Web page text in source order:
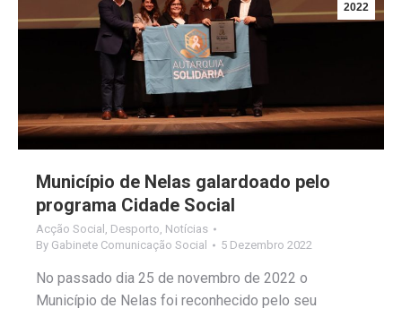
2022
Município de Nelas galardoado pelo
programa Cidade Social
Acção Social , Desporto, Notícias
By Gabinete Comunicação Social 5 Dezembro 2022
No passado dia 25 de novembro de 2022 o
Município de Nelas foi reconhecido pelo seu